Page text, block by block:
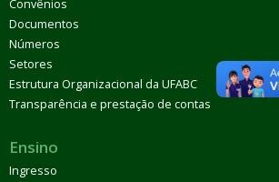
Convênios
Documentos
Números
Setores
Estrutura Organizacional da UFABC
Transparência e prestação de contas
Ensino
Ingresso